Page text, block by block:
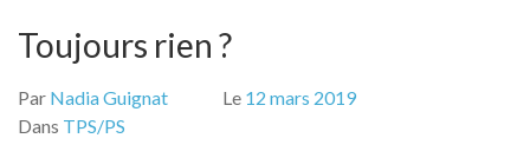
Toujours rien ?
Par Nadia Guignat Le 12 mars 2019
Dans TPS/PS